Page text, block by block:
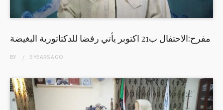
مفرح:الاحتفال ب21 اكتوبر يأتي رفضا للدكتاتورية البغيضة
BY 5 YEARSAGO